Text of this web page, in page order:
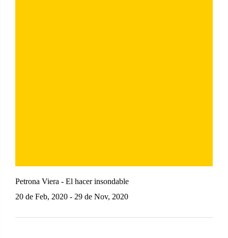
Petrona Viera - El hacer insondable
20 de Feb, 2020 - 29 de Nov, 2020